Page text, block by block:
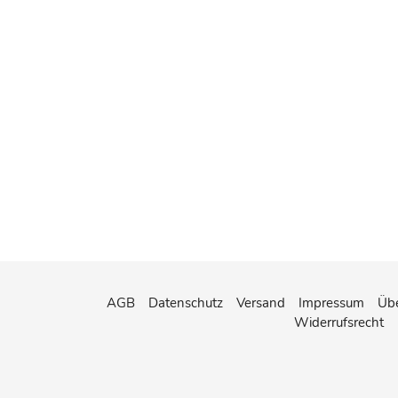
AGB Datenschutz Versand Impressum
Widerrufsrecht